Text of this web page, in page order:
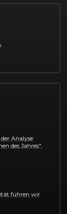
Analyse
des Jahres".
führen wir